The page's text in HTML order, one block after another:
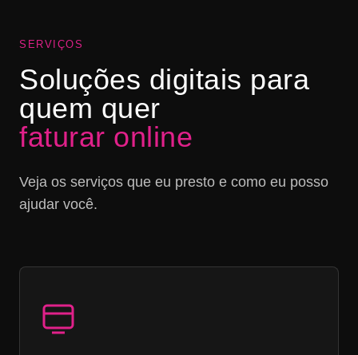
SERVIÇOS
Soluções digitais para
quem quer
faturar online
Veja os serviços que eu presto e como eu posso
ajudar você.